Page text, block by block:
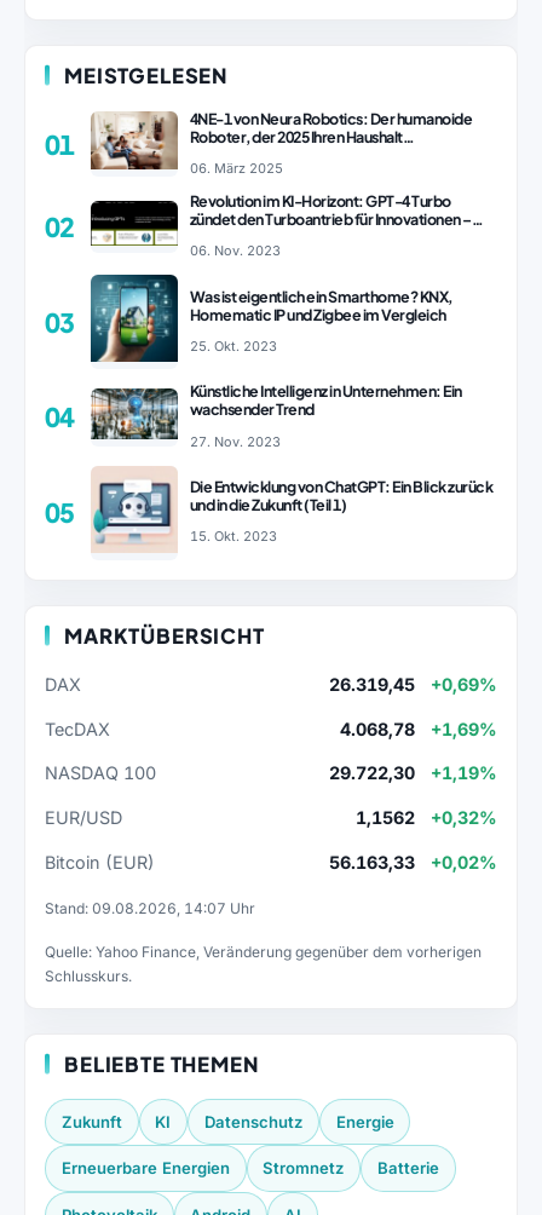
MEISTGELESEN
01
4NE-1 von Neura Robotics: Der humanoide
Roboter, der 2025 Ihren Haushalt
06. März 2025
02
Revolution im KI-Horizont: GPT-4 Turbo
zündet den Turboantrieb für Innovationen –
06. Nov. 2023
03
Was ist eigentlich ein Smarthome? KNX,
Homematic IP und Zigbee im Vergleich
25. Okt. 2023
04
Künstliche Intelligenz in Unternehmen: Ein
wachsender Trend
27. Nov. 2023
05
Die Entwicklung von ChatGPT: Ein Blick zurück
und in die Zukunft (Teil 1)
15. Okt. 2023
MARKTÜBERSICHT
DAX 26.319,45 +0,69%
TecDAX 4.068,78 +1,69%
NASDAQ 100 29.722,30 +1,19%
EUR/USD 1,1562 +0,32%
Bitcoin (EUR) 56.163,33 +0,02%
Stand: 09.08.2026, 14:07 Uhr
Quelle: Yahoo Finance, Veränderung gegenüber dem vorherigen
Schlusskurs.
BELIEBTE THEMEN
Zukunft KI Datenschutz Energie
Erneuerbare Energien Stromnetz Batterie